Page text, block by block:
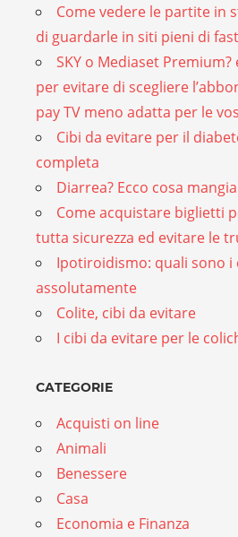
Come vedere le partite in
di guardarle in siti pieni di
SKY o Mediaset
per evitare di scegliere
pay TV meno adatta per le
Cibi da evitare per il
completa
Diarrea? Ecco cosa
Come acquistare biglietti
tutta sicurezza ed evitare le
Ipotiroidismo: quali sono i
assolutamente
Colite, cibi da evitare
I cibi da evitare per le
CATEGORIE
Acquisti on line
Animali
Benessere
Casa
Economia e Finanza